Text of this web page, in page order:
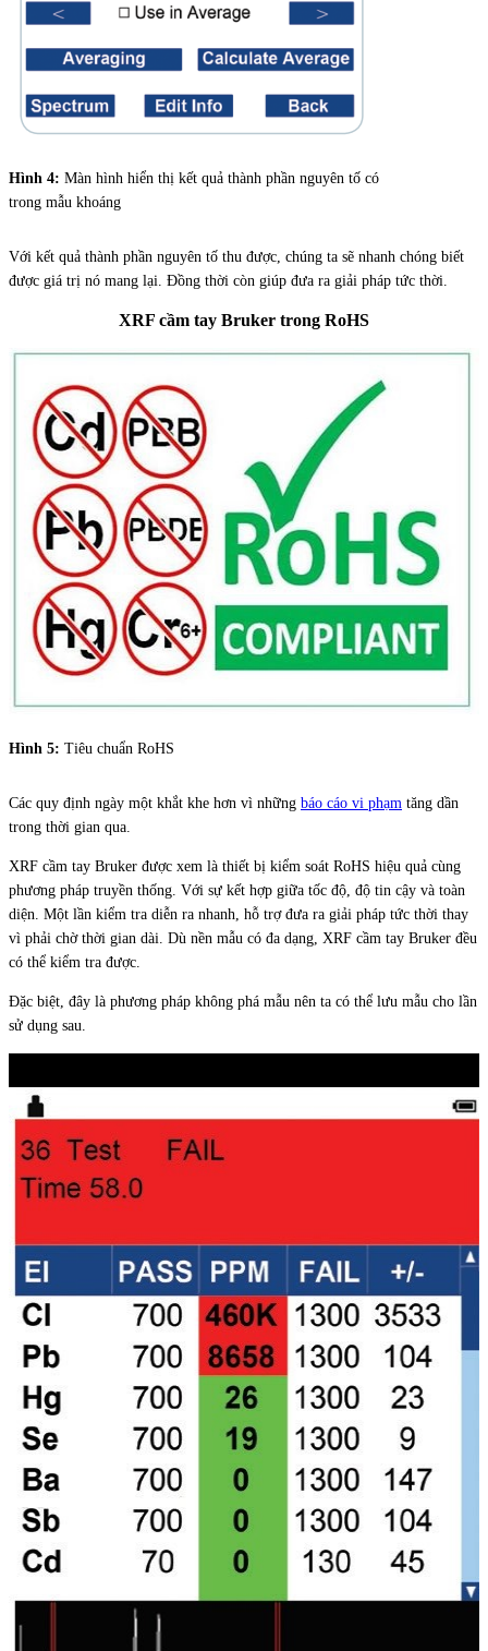
Hình 4: Màn hình hiển thị kết quả thành phần nguyên tố có
trong mẫu khoáng
Với kết quả thành phần nguyên tố thu được, chúng ta sẽ nhanh chóng biết
được giá trị nó mang lại. Đồng thời còn giúp đưa ra giải pháp tức thời.
XRF cầm tay Bruker trong RoHS
Hình 5: Tiêu chuẩn RoHS
Các quy định ngày một khắt khe hơn vì những báo cáo vi phạm tăng dần
trong thời gian qua.
XRF cầm tay Bruker được xem là thiết bị kiểm soát RoHS hiệu quả cùng
phương pháp truyền thống. Với sự kết hợp giữa tốc độ, độ tin cậy và toàn
diện. Một lần kiểm tra diễn ra nhanh, hỗ trợ đưa ra giải pháp tức thời thay
vì phải chờ thời gian dài. Dù nền mẫu có đa dạng, XRF cầm tay Bruker đều
có thể kiểm tra được.
Đặc biệt, đây là phương pháp không phá mẫu nên ta có thể lưu mẫu cho lần
sử dụng sau.